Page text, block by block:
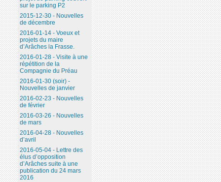
sur le parking P2
2015-12-30 - Nouvelles
de décembre
2016-01-14 - Voeux et
projets du maire
d’Arâches la Frasse.
2016-01-28 - Visite à une
répétition de la
Compagnie du Préau
2016-01-30 (soir) -
Nouvelles de janvier
2016-02-23 - Nouvelles
de février
2016-03-26 - Nouvelles
de mars
2016-04-28 - Nouvelles
d’avril
2016-05-04 - Lettre des
élus d’opposition
d’Arâches suite à une
publication du 24 mars
2016